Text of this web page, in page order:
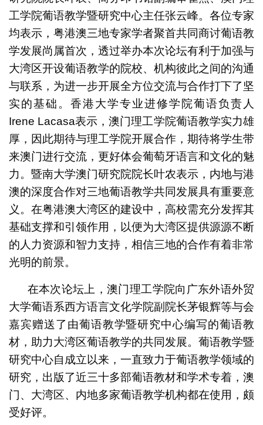
工学院葡语教学暨研究中心主任张云峰。各位专家
均表示，粤港澳三地专家学者聚首共同商讨葡语教
学发展尚属首次，透过举办本次论坛有利于加强与
大湾区开设葡语教学的院校、机构彼此之间的沟通
与联系，为进一步开展全方位交流与合作打下了坚
实的基础。香港大学专业进修学院葡语负责人
Irene Lacasa表示，澳门理工学院葡语教学实力雄
厚，因此期待与理工学院开展合作，期待将学生带
来澳门进行交流，更好体会葡萄牙语言和文化的魅
力。暨南大学澳门研究院院长叶农表示，内地与港
澳的深度合作对三地葡语教学共同发展具有重要意
义。在粤港澳大湾区的建设中，高校需充分发挥其
基础支撑和引领作用，以便为大湾区提供源源不断
的人力资源和智力支持，相信三地的合作有着非常
光明的前景。
在本次论坛上，澳门理工学院向广东外语外贸
大学葡语系西方语言文化学院副院长茅银辉等与会
嘉宾赠送了由葡语教学暨研究中心编写的葡语教
材，助力大湾区葡语教学的共同发展。葡语教学暨
研究中心自成立以来，一直致力于葡语教学领域的
研究，出版了近三十多部葡语教材和学术专着，澳
门、大湾区、内地多家葡语教学机构都在使用，颇
受好评。